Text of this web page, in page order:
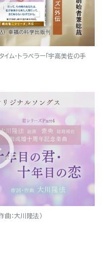
ム・トラベラー「宇高美佐の手
曲：大川隆法）